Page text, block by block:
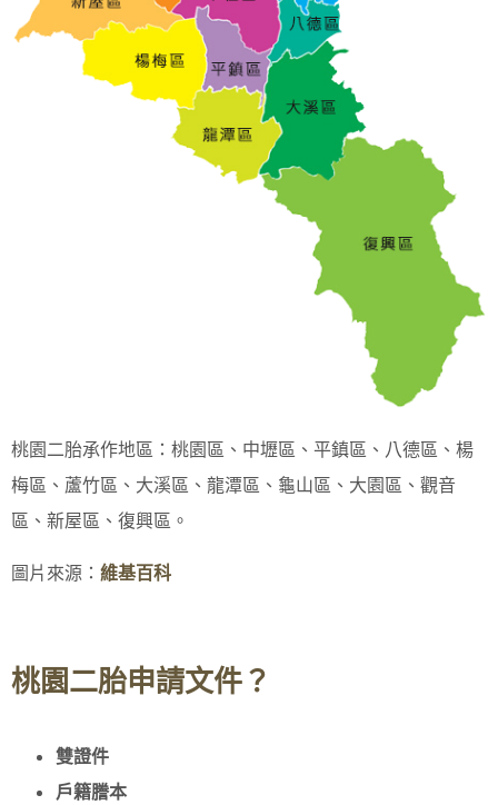
桃園二胎承作地區：桃園區、中壢區、平鎮區、八德區、楊
梅區、蘆竹區、大溪區、龍潭區、龜山區、大園區、觀音
區、新屋區、復興區。
圖片來源： 維基百科
桃園二胎申請文件？
雙證件
戶籍謄本